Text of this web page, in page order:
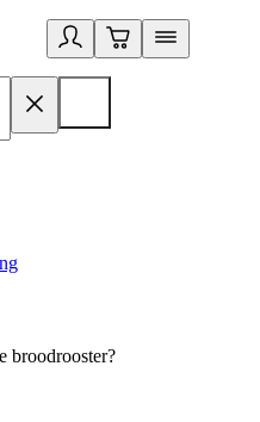
broodrooster?